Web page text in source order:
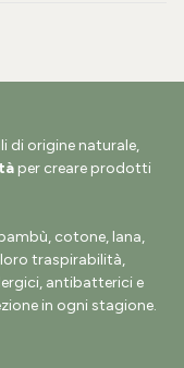
di origine naturale,
per creare prodotti
cotone, lana,
traspirabilità,
antibatterici e
in ogni stagione.